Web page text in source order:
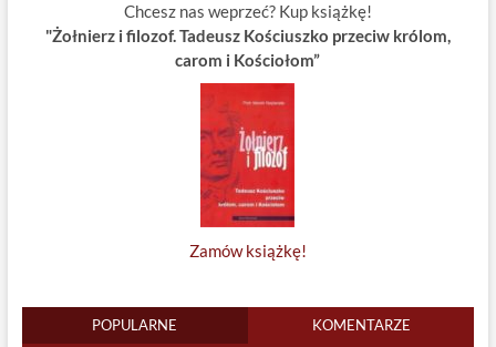
Chcesz nas weprzeć? Kup książkę!
"Żołnierz i filozof. Tadeusz Kościuszko przeciw królom,
carom i Kościołom”
Zamów książkę!
POPULARNE KOMENTARZE